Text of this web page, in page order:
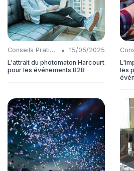
Conseils Pratiques •
15/05/2025
L'attrait du photomaton Harcourt
pour les événements B2B
les